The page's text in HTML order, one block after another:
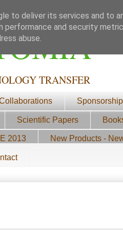
TRANSFER
Scientific Papers
2013 New Products -
to deliver its services and to
performance and security
abuse.